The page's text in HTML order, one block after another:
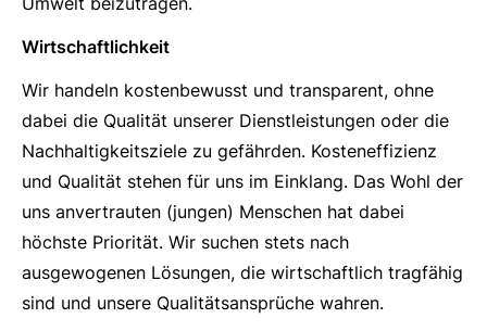
Wirtschaftlichkeit
Wir handeln kostenbewusst und transparent, ohne
dabei die Qualität unserer Dienstleistungen oder die
Nachhaltigkeitsziele zu gefährden. Kosteneffizienz
und Qualität stehen für uns im Einklang. Das Wohl der
uns anvertrauten (jungen) Menschen hat dabei
höchste Priorität. Wir suchen stets nach
ausgewogenen Lösungen, die wirtschaftlich tragfähig
sind und unsere Qualitätsansprüche wahren.